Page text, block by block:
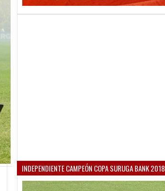
INDEPENDIENTE CAMPEÓN COPA SURUGA BANK 2018